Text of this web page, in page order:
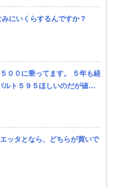
にいくらするんですか？
００に乗ってます。 ５年も経
ト５９５ほしいのだが値引
即決考えてます。ムリ...
ッタとなら、どちらが買いで